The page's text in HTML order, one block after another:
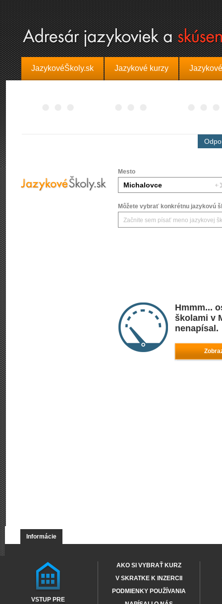
JazykovéŠkoly.sk Jazykové kurzy
Mesto
Môžete vybrať konkrétnu jazykovú
Hmmm...
školami v
nenapísal.
Informácie
VSTUP PRE
AKO SI VYBRAŤ KURZ
V SKRATKE K INZERCII
PODMIENKY POUŽÍVANIA